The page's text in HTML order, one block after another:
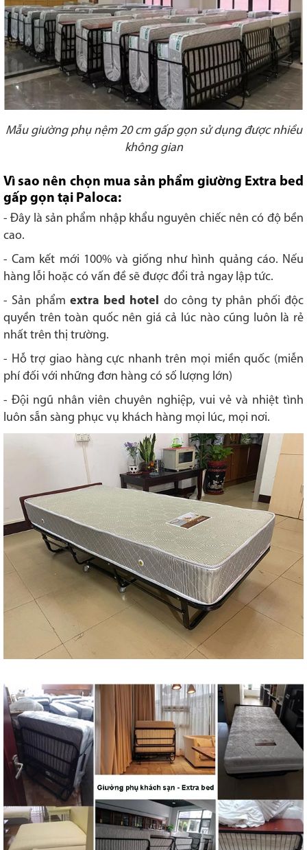
Mẫu giường phụ nệm 20 cm gấp gọn sử dụng được nhiều
không gian
Vì sao nên chọn mua sản phẩm giường Extra bed
gấp gọn tại Paloca:
- Đây là sản phẩm nhập khẩu nguyên chiếc nên có độ bền
cao.
- Cam kết mới 100% và giống như hình quảng cáo. Nếu
hàng lỗi hoặc có vấn đề sẽ được đổi trả ngay lập tức.
- Sản phẩm extra bed hotel do công ty phân phối độc
quyền trên toàn quốc nên giá cả lúc nào cũng luôn là rẻ
nhất trên thị trường.
- Hỗ trợ giao hàng cực nhanh trên mọi miền quốc (miễn
phí đối với những đơn hàng có số lượng lớn)
-Đội ngũ nhân viên chuyên nghiệp, vui vẻ và nhiệt tình
luôn sẵn sàng phục vụ khách hàng mọi lúc, mọi nơi.